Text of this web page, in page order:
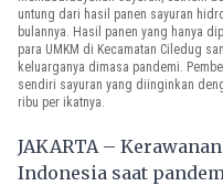
untung dari hasil panen sayuran
bulannya. Hasil panen yang hanya
para UMKM di Kecamatan Ciledug
keluarganya dimasa pandemi.
sendiri sayuran yang diinginkan
ribu per ikatnya.
JAKARTA –
Indonesia saat